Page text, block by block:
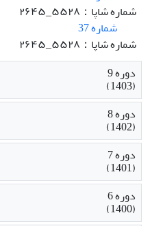
شماره شاپا：۵۵۲۸_۲۶۴۵
شماره 37
شماره شاپا：۵۵۲۸_۲۶۴۵
دوره 9
(1403)
دوره 8
(1402)
دوره 7
(1401)
دوره 6
(1400)